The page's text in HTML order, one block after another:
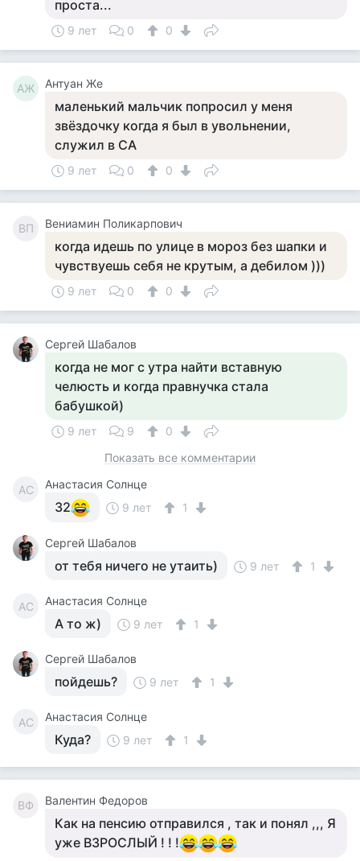
проста...
9 лет 0 0
АЖ Антуан Же
маленький мальчик попросил у меня
звёздочку когда я был в увольнении,
служил в СА
9 лет 0 0
ВП Вениамин Поликарпович
когда идешь по улице в мороз без шапки и
чувствуешь себя не крутым, а дебилом )))
9 лет 0 0
Сергей Шабалов
когда не мог с утра найти вставную
челюсть и когда правнучка стала
бабушкой)
9 лет 9
0
Показать все комментарии
АС Анастасия Солнце
32 9 лет 1
Сергей Шабалов
от тебя ничего не утаить) 9 лет 1
АС Анастасия Солнце
А то ж) 9 лет 1
Сергей Шабалов
пойдешь? 9 лет 1
АС Анастасия Солнце
Куда? 9 лет 1
ВФ Валентин Федоров
Как на пенсию отправился , так и понял ,,, Я
уже ВЗРОСЛЫЙ ! ! !